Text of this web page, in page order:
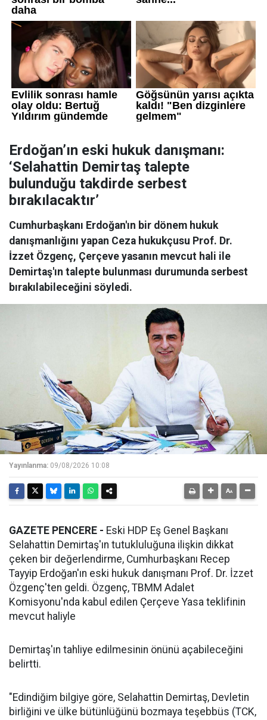
Erdoğan’ın eski hukuk danışmanı:
‘Selahattin Demirtaş talepte
bulunduğu takdirde serbest
bırakılacaktır’
Cumhurbaşkanı Erdoğan'ın bir dönem hukuk
danışmanlığını yapan Ceza hukukçusu Prof. Dr.
İzzet Özgenç, Çerçeve yasanın mevcut hali ile
Demirtaş'ın talepte bulunması durumunda serbest
bırakılabileceğini söyledi.
Yayınlanma: 09/08/2026 10:08
GAZETE PENCERE - Eski HDP Eş Genel Başkanı
Selahattin Demirtaş'ın tutukluluğuna ilişkin dikkat
çeken bir değerlendirme, Cumhurbaşkanı Recep
Tayyip Erdoğan'ın eski hukuk danışmanı Prof. Dr. İzzet
Özgenç'ten geldi. Özgenç, TBMM Adalet
Komisyonu'nda kabul edilen Çerçeve Yasa teklifinin
mevcut haliyle
Demirtaş'ın tahliye edilmesinin önünü açabileceğini
belirtti.
"Edindiğim bilgiye göre, Selahattin Demirtaş, Devletin
birliğini ve ülke bütünlüğünü bozmaya teşebbüs (TCK,